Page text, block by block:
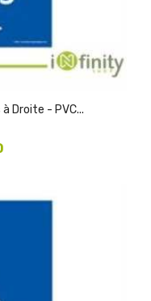
Droite - PVC...